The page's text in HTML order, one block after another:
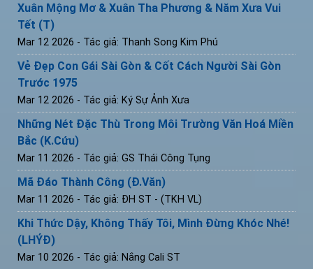
Xuân Mộng Mơ & Xuân Tha Phương & Năm Xưa Vui
Tết (T)
Mar 12 2026 - Tác giả: Thanh Song Kim Phú
Vẻ Đẹp Con Gái Sài Gòn & Cốt Cách Người Sài Gòn
Trước 1975
Mar 12 2026 - Tác giả: Ký Sự Ảnh Xưa
Những Nét Đặc Thù Trong Môi Trường Văn Hoá Miền
Bắc (K.Cứu)
Mar 11 2026 - Tác giả: GS Thái Công Tụng
Mã Đáo Thành Công (Đ.Văn)
Mar 11 2026 - Tác giả: ĐH ST - (TKH VL)
Khi Thức Dậy, Không Thấy Tôi, Mình Đừng Khóc Nhé!
(LHÝĐ)
Mar 10 2026 - Tác giả: Nắng Cali ST